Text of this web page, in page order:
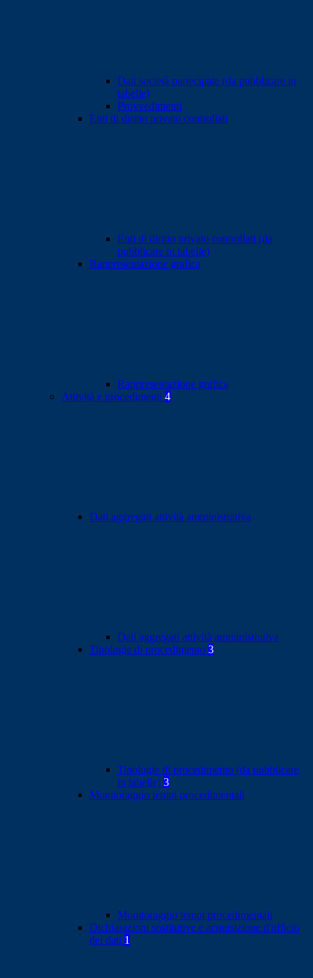
Dati società partecipate (da pubblicare in
tabelle)
Provvedimenti
Enti di diritto privato controllati
Enti di diritto privato controllati (da
pubblicare in tabelle)
Rappresentazione grafica
Rappresentazione grafica
Attività e procedimenti 4
Dati aggregati attività amministrativa
Dati aggregati attività amministrativa
Tipologie di procedimento 3
Tipologie di procedimento (da pubblicare
in tabelle) 3
Monitoraggio tempi procedimentali
Monitoraggio tempi procedimentali
Dichiarazioni sostitutive e acquisizione d'ufficio
dei dati 1